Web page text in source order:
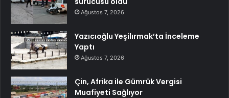
Ağustos 7, 2026
Yazıcıoğlu Yeşilırmak’ta İnceleme
Yaptı
Ağustos 7, 2026
Çin, Afrika ile Gümrük Vergisi
Muafiyeti Sağlıyor